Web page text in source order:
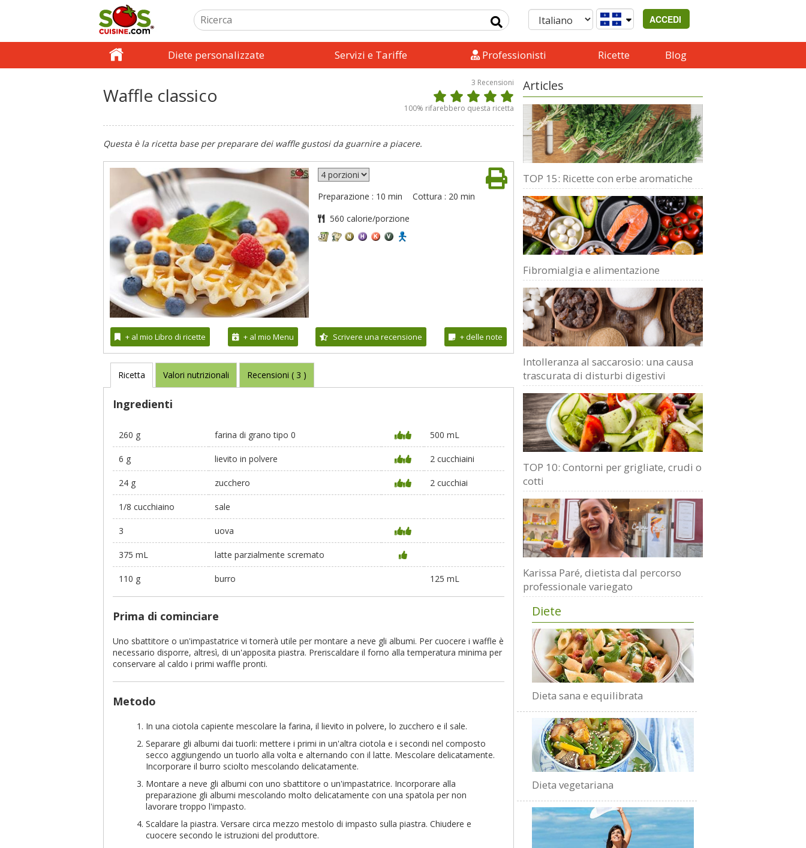
ACCEDI
Diete personalizzate Servizi e Tariffe Professionisti Ricette Blog
Waffle classico
3 Recensioni
100% rifarebbero questa ricetta
Questa è la ricetta base per preparare dei waffle gustosi da guarnire a piacere.
Preparazione : 10 min
Cottura : 20 min
560 calorie/porzione
+ al mio Libro di ricette + al mio Menu Scrivere una recensione + delle note
Ricetta Valori nutrizionali Recensioni ( 3 )
Ingredienti
260 g farina di grano tipo 0 500 mL
6 g lievito in polvere 2 cucchiaini
24 g zucchero 2 cucchiai
1/8 cucchiaino sale
3 uova
375 mL latte parzialmente scremato
110 g burro 125 mL
Prima di cominciare
Uno sbattitore o un'impastatrice vi tornerà utile per montare a neve gli albumi. Per cuocere i waffle è
necessario disporre, altresì, di un'apposita piastra. Preriscaldare il forno alla temperatura minima per
conservare al caldo i primi waffle pronti.
Metodo
In una ciotola capiente mescolare la farina, il lievito in polvere, lo zucchero e il sale.
Separare gli albumi dai tuorli: mettere i primi in un'altra ciotola e i secondi nel composto
secco aggiungendo un tuorlo alla volta e alternando con il latte. Mescolare delicatamente.
Incorporare il burro sciolto mescolando delicatamente.
Montare a neve gli albumi con uno sbattitore o un'impastatrice. Incorporare alla
preparazione gli albumi mescolando molto delicatamente con una spatola per non
lavorare troppo l'impasto.
Scaldare la piastra. Versare circa mezzo mestolo di impasto sulla piastra. Chiudere e
cuocere secondo le istruzioni del produttore.
Articles
TOP 15: Ricette con erbe aromatiche
Fibromialgia e alimentazione
Intolleranza al saccarosio: una causa
trascurata di disturbi digestivi
TOP 10: Contorni per grigliate, crudi o
cotti
Karissa Paré, dietista dal percorso
professionale variegato
Diete
Dieta sana e equilibrata
Dieta vegetariana